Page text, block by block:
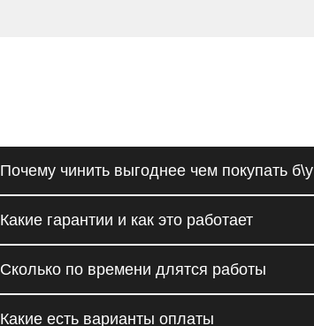
Почему чинить выгоднее чем покупать б\у
Какие гарантии и как это работает
Сколько по времени длятся работы
Какие есть варианты оплаты